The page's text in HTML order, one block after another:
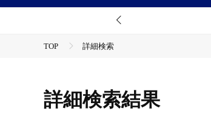
TOP 詳細検索
詳細検索結果